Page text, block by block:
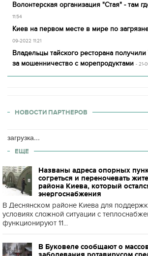
Волонтерская организация "Стая" - там
11:54
Киев на первом месте в мире по
09-2022 11:21
Владельцы тайского ресторана
за мошенничество с морепродуктами - 21-
НОВОСТИ ПАРТНЕРОВ
загрузка...
ЕЩЕ
Названы адреса опорных
согреться и переночевать
района Киева, который
энергоснабжения
В Деснянском районе Киева для
условиях сложной ситуации с
функционируют 11...
В Буковеле сообщают о